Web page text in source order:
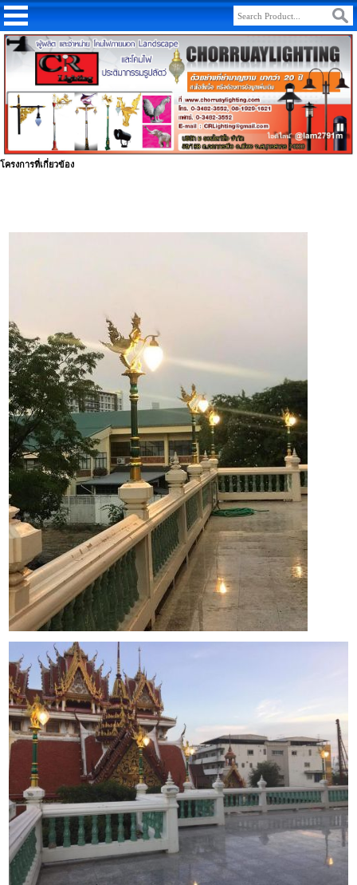
โครงการที่เกี่ยวข้อง